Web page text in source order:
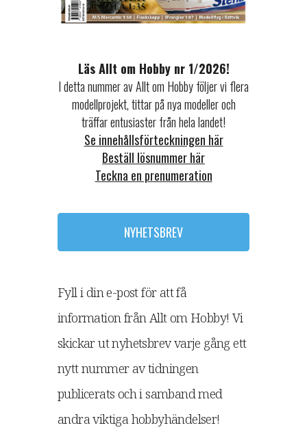
Läs Allt om Hobby nr 1/2026!
I detta nummer av Allt om Hobby följer vi flera
modellprojekt, tittar på nya modeller och
träffar entusiaster från hela landet!
Se innehållsförteckningen här
Beställ lösnummer här
Teckna en prenumeration
NYHETSBREV
Fyll i din e-post för att få
information från Allt om Hobby! Vi
skickar ut nyhetsbrev varje gång ett
nytt nummer av tidningen
publicerats och i samband med
andra viktiga hobbyhändelser!